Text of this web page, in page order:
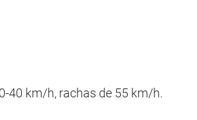
40 km/h, rachas de 55 km/h.